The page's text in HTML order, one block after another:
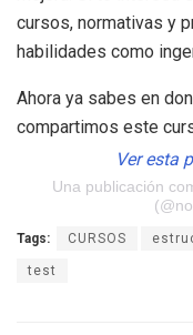
cursos, normativas y
habilidades como
Ahora ya sabes en
compartimos este
Ver esta
Una publicación
Tags: CURSOS
test